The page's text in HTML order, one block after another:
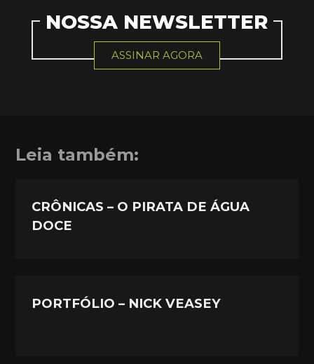
NOSSA NEWSLETTER
ASSINAR AGORA
Leia também:
CRÔNICAS – O PIRATA DE ÁGUA
DOCE
PORTFÓLIO – NICK VEASEY